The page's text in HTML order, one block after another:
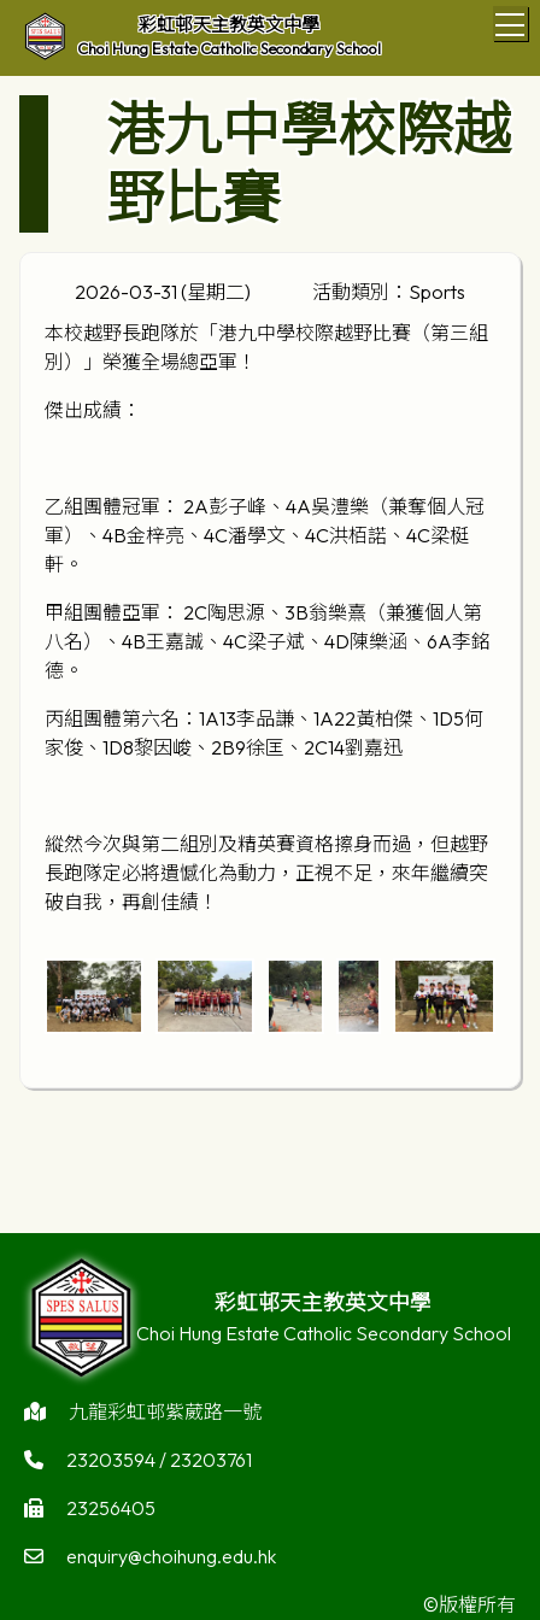
彩虹邨天主教英文中學
Choi Hung Estate Catholic Secondary School
港九中學校際越
野比賽
2026-03-31 (星期二)
活動類別：Sports
本校越野長跑隊於「港九中學校際越野比賽（第三組
別）」榮獲全場總亞軍！
傑出成績：
乙組團體冠軍： 2A彭子峰、4A吳澧樂（兼奪個人冠
軍）、4B金梓亮、4C潘學文、4C洪栢諾、4C梁梃
軒。
甲組團體亞軍： 2C陶思源、3B翁樂熹（兼獲個人第
八名）、4B王嘉誠、4C梁子斌、4D陳樂涵、6A李銘
德。
丙組團體第六名：1A13李品謙、1A22黃柏傑、1D5何
家俊、1D8黎因峻、2B9徐匡、2C14劉嘉迅
縱然今次與第二組別及精英賽資格擦身而過，但越野
長跑隊定必將遺憾化為動力，正視不足，來年繼續突
破自我，再創佳績！
彩虹邨天主教英文中學
Choi Hung Estate Catholic Secondary School
九龍彩虹邨紫葳路一號
23203594 / 23203761
23256405
enquiry@choihung.edu.hk
©版權所有